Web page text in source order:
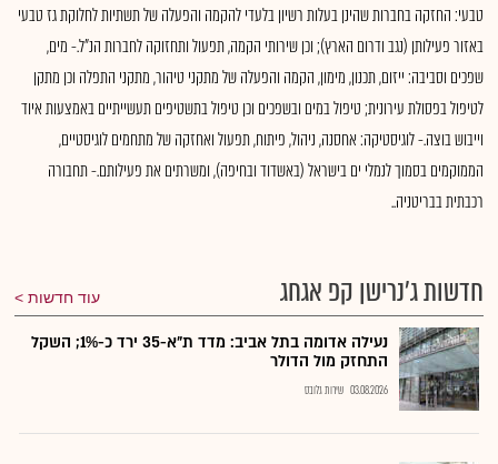
טבעי: החזקה בחברות שהינן בעלות רשיון בלעדי להקמה והפעלה של תשתיות לחלוקת גז טבעי
באזור פעילותן (נגב ודרום הארץ); וכן שירותי הקמה, תפעול ותחזוקה לחברות הנ"ל.- מים,
שפכים וסביבה: ייזום, תכנון, מימון, הקמה והפעלה של מתקני טיהור, מתקני התפלה וכן מתקן
לטיפול בפסולת עירונית; טיפול במים ובשפכים וכן טיפול בתשטיפים תעשייתיים באמצעות איוד
וייבוש בוצה.- לוגיסטיקה: אחסנה, ניהול, פיתוח, תפעול ואחזקה של מתחמים לוגיסטיים,
הממוקמים בסמוך לנמלי ים בישראל (באשדוד ובחיפה), ומשרתים את פעילותם.- תחבורה
רכבתית בבריטניה..
חדשות ג'נרישן קפ אגחג עוד חדשות
נעילה אדומה בתל אביב: מדד ת"א-35 ירד כ-1%; השקל
התחזק מול הדולר
03.08.2026 שירות גלובס